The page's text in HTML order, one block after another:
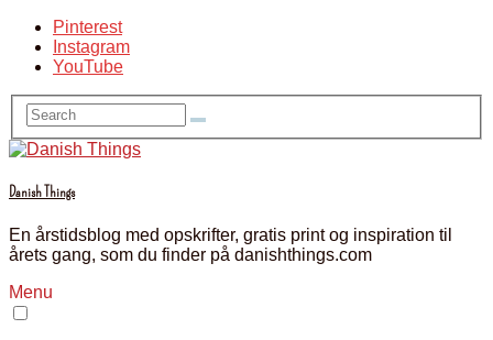
Pinterest
Instagram
YouTube
Danish Things
En årstidsblog med opskrifter, gratis print og inspiration til
årets gang, som du finder på danishthings.com
Menu